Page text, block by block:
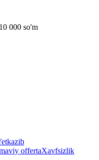
000 so'm
offertaXavfsizlik